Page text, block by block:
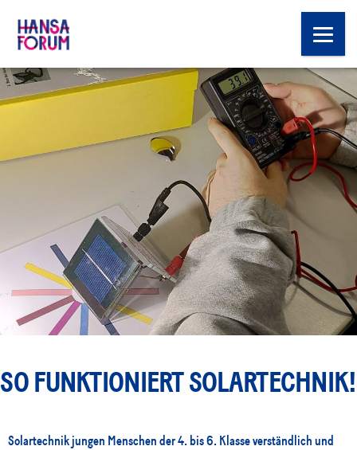
SO FUNKTIONIERT SOLARTECHNIK!
Solartechnik jungen Menschen der 4. bis 6. Klasse verständlich und